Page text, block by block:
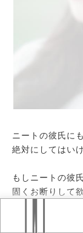
ニートの彼氏に
絶対にしてはい
もしニートの彼
固くお断りして
もしそれでどこ